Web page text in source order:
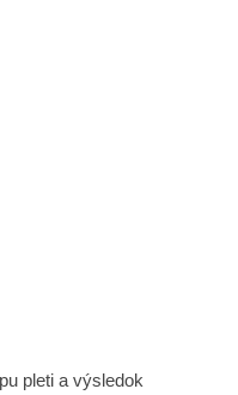
pleti a výsledok